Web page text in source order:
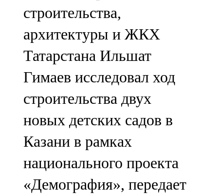
107,8 FM
Теләче
106,1 FM
Түбән Кама
102,6 FM
Чирмешән
107,7 FM
Чистай
103,0 FM
строительства,
архитектуры и ЖКХ
Татарстана Ильшат
Гимаев исследовал ход
строительства двух
новых детских садов в
Казани в рамках
национального проекта
«Демография», передает